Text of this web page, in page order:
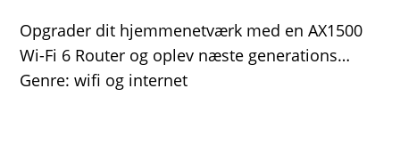
Opgrader dit hjemmenetværk med en AX1500
Wi-Fi 6 Router og oplev næste generations…
Genre: wifi og internet